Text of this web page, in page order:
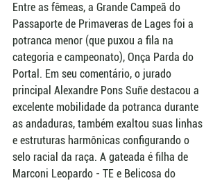
Entre as fêmeas, a Grande Campeã do
Passaporte de Primaveras de Lages foi a
potranca menor (que puxou a fila na
categoria e campeonato), Onça Parda do
Portal. Em seu comentário, o jurado
principal Alexandre Pons Suñe destacou a
excelente mobilidade da potranca durante
as andaduras, também exaltou suas linhas
e estruturas harmônicas configurando o
selo racial da raça. A gateada é filha de
Marconi Leopardo - TE e Belicosa do